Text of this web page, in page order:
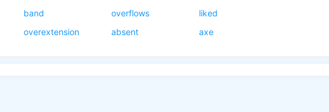
band overflows
liked
overextension absent axe